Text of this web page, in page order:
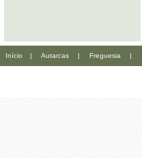
Início | Autarcas | Freguesia |